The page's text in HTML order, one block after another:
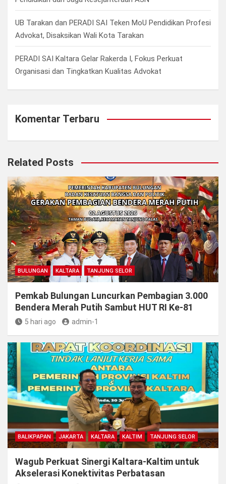
UB Tarakan dan PERADI SAI Teken MoU Pendidikan Profesi
Advokat, Disaksikan Wali Kota Tarakan
PERADI SAI Kaltara Gelar Rakerda I, Fokus Perkuat
Organisasi dan Tingkatkan Kualitas Advokat
Komentar Terbaru
Related Posts
BULUNGAN KALTARA TANJUNG SELOR
Pemkab Bulungan Luncurkan Pembagian 3.000
Bendera Merah Putih Sambut HUT RI Ke-81
5 hari ago admin-1
BALIKPAPAN JAKARTA KALTARA KALTIM TANJUNG SELOR
Wagub Perkuat Sinergi Kaltara-Kaltim untuk
Akselerasi Konektivitas Perbatasan